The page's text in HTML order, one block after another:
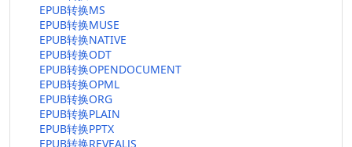
EPUB转换MS
EPUB转换MUSE
EPUB转换NATIVE
EPUB转换ODT
EPUB转换OPENDOCUMENT
EPUB转换OPML
EPUB转换ORG
EPUB转换PLAIN
EPUB转换PPTX
EPUB转换REVEALJS